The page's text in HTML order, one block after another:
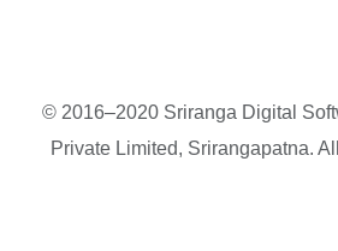
© 2016–2020 Sriranga Digital
Private Limited, Srirangapatna.